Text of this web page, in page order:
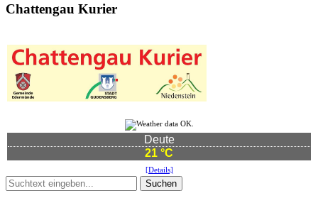
Chattengau Kurier
Deute
21 °C
[Details]
Suchen